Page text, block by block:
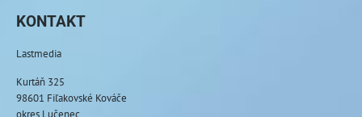
KONTAKT
Lastmedia
Kurtáň 325
98601 Fiľakovské Kováče
okres Lučenec